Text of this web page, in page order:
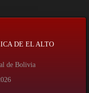
DE EL ALTO
de Bolivia